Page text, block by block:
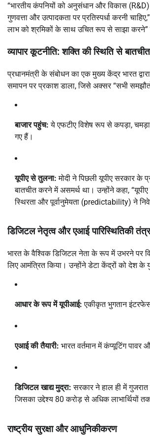
“भारतीय कंपनियों को अनुसंधान और विकास
गुणवत्ता और उत्पादकता पर प्रतिस्पर्धा करनी
लाभ को श्रमिकों के साथ उचित रूप से साझा करने”
व्यापार कूटनीति: शक्ति की स्थिति से बातचीत
प्रधानमंत्री के संबोधन का एक मुख्य केंद्र भारत
समापन पर प्रकाश डाला, जिसे अक्सर “सभी
बाजार पहुंच: ये एफटीए विशेष रूप से कपड़ा,
गए हैं।
यूपीए से तुलना: मोदी ने पिछली यूपीए सरकार के
बातचीत करने में असमर्थ था। उन्होंने कहा,
स्थिरता और पूर्वानुमेयता (predictability) ने
डिजिटल नेतृत्व और एआई पारिस्थितिकी तंत्र
भारत के वैश्विक डिजिटल नेता के रूप में उभरने पर
लिए आमंत्रित किया। उन्होंने डेटा केंद्रों को देश के
आधार के रूप में यूपीआई: एकीकृत भुगतान
एआई की तैयारी: भारत वर्तमान में कंप्यूटिंग
डिजिटल खाद्य मुद्रा: सरकार ने हाल ही में
जिसका उद्देश्य 80 करोड़ से अधिक लाभार्थियों
राष्ट्रीय सुरक्षा और आधुनिकीकरण